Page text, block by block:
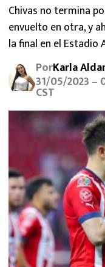
ATLANTE
SELECCIÓN MEXICANA
FUTBOL
MEXICANOS EN EL
FUTBOL ESTUFA
FÓRMULA 1
BOXEO
LIGA MX
NFL
Chivas no termina
envuelto en otra, y
la final en el Estadio
PorKarla
31/05/2023 –
CST